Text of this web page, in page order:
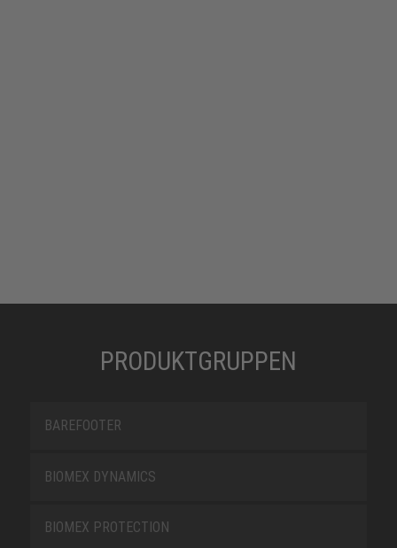
PRODUKTGRUPPEN
BAREFOOTER
BIOMEX DYNAMICS
BIOMEX PROTECTION